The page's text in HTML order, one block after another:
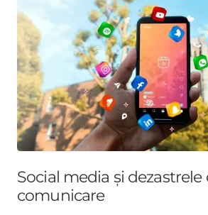
Social media și dezastrele
comunicare